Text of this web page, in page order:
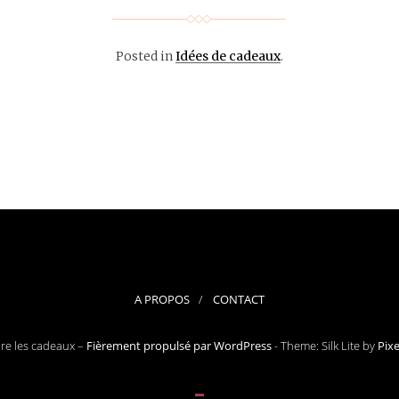
Posted inIdées de cadeaux.
A PROPOS CONTACT
les cadeaux – Fièrement propulsé par WordPress-Theme: Silk Lite by